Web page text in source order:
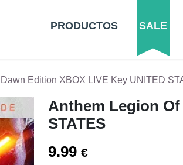
PRODUCTOS SALE
Edition XBOX LIVE Key UNITED
Anthem Legion Of
STATES
9.99 €